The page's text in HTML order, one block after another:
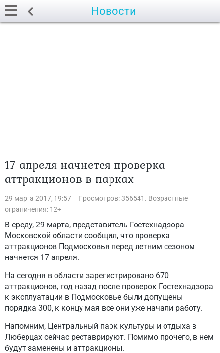
Новости
17 апреля начнется проверка
аттракционов в парках
29 марта 2017, 19:57
Просмотров: 356541. Возрастные
ограничения: 12+
В среду, 29 марта, представитель Гостехнадзора
Московской области сообщил, что проверка
аттракционов Подмосковья перед летним сезоном
начнется 17 апреля.
На сегодня в области зарегистрировано 670
аттракционов, год назад после проверок Гостехнадзора
к эксплуатации в Подмосковье были допущены
порядка 300, к концу мая все они уже начали работу.
Напомним, Центральный парк культуры и отдыха в
Люберцах сейчас реставрируют. Помимо прочего, в нем
будут заменены и аттракционы.